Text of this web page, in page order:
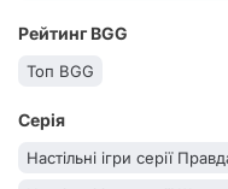
Механіка - папір та олівець
Механіка - обмежене
Механіка - менеджмент
Механіка - менеджмент
Рейтинг BGG
Топ BGG
Серія
Настільні ігри серії